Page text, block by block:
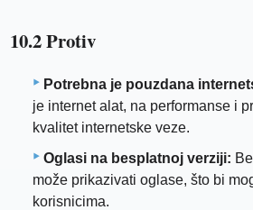
10.2 Protiv
Potrebna je pouzdana
je internet alat, na performanse i
kvalitet internetske veze.
Oglasi na besplatnoj verziji:
može prikazivati ​​oglase, što bi
korisnicima.